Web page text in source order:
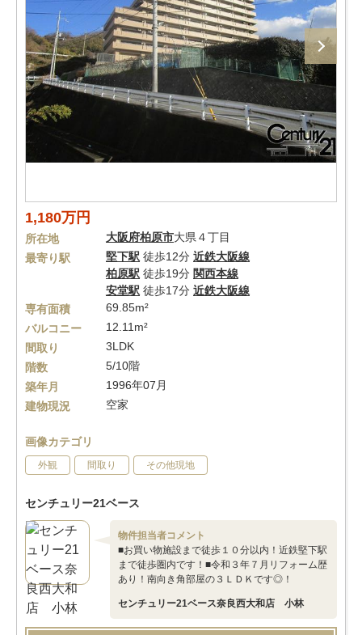
1,180万円
所在地 大阪府柏原市大県４丁目
最寄り駅
堅下駅 徒歩12分 近鉄大阪線
柏原駅 徒歩19分 関西本線
安堂駅 徒歩17分 近鉄大阪線
専有面積
69.85m²
バルコニー
12.11m²
間取り
3LDK
階数
5/10階
築年月
1996年07月
建物現況
空家
画像カテゴリ
外観 間取り その他現地
センチュリー21ベース
物件担当者コメント
■お買い物施設まで徒歩１０分以内！近鉄堅下駅
まで徒歩圏内です！■令和３年７月リフォーム歴
あり！南向き角部屋の３ＬＤＫです◎！
センチュリー21ベース奈良西大和店 小林